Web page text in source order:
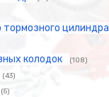
тормозного цилиндра
колодок (108)
(43)
(5)